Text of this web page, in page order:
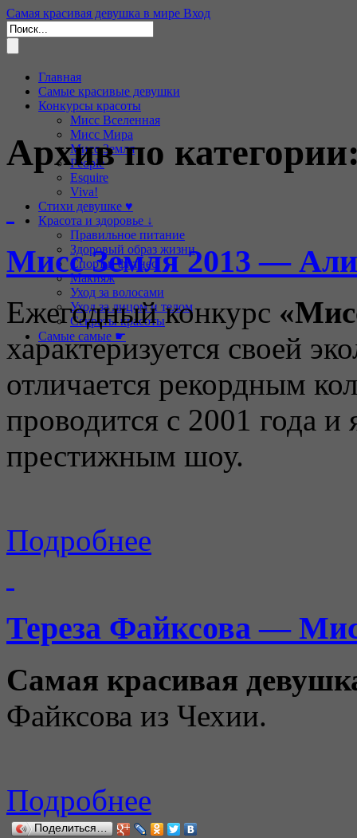
Самая красивая девушка в мире Вход
Главная
Самые красивые девушки
Конкурсы красоты
Мисс Вселенная
Мисс Мира
Мисс Земля
People
Esquire
Viva!
Стихи девушке ♥
Красота и здоровье ↓
Правильное питание
Здоровый образ жизни
Спорт и фитнес
Макияж
Уход за волосами
Уход за лицом и телом
Секреты красоты
Самые самые ☛
Архив по
Мисс Земля 2013 —
Ежегодный конкурс
характеризуется своей
отличается рекордным
проводится с 2001 года и
престижным шоу.
Подробнее
Тереза Файксова —
Самая красивая
Файксова из Чехии.
Подробнее
Поделиться…